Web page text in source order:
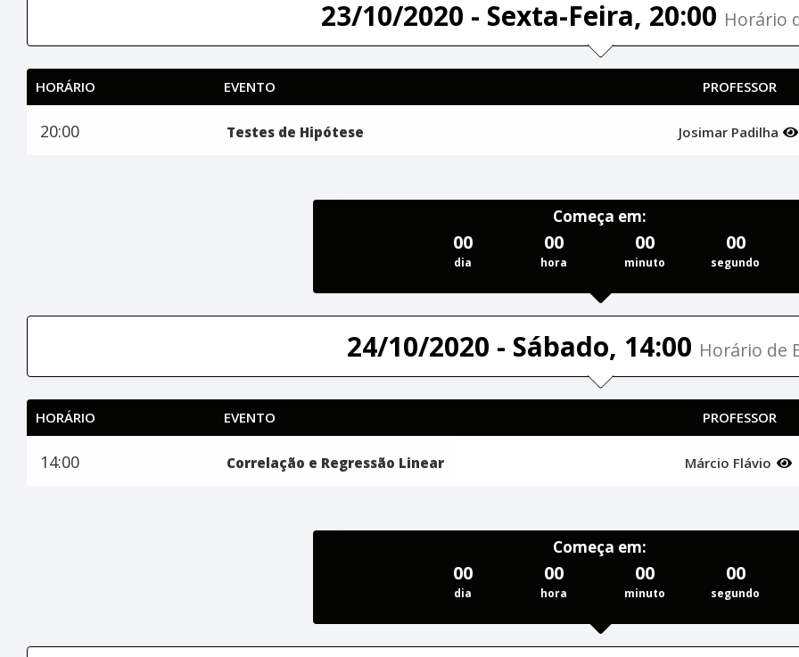
23/10/2020 - Sexta-Feira, 20:00 Horário
HORÁRIO EVENTO PROFESSOR
20:00 Testes de Hipótese Josimar Padilha
Começa em:
00
dia
00
hora
00
minuto
00
segundo
24/10/2020 - Sábado, 14:00 Horário de
HORÁRIO EVENTO PROFESSOR
14:00 Correlação e Regressão Linear Márcio Flávio
Começa em:
00
dia
00
hora
00
minuto
00
segundo